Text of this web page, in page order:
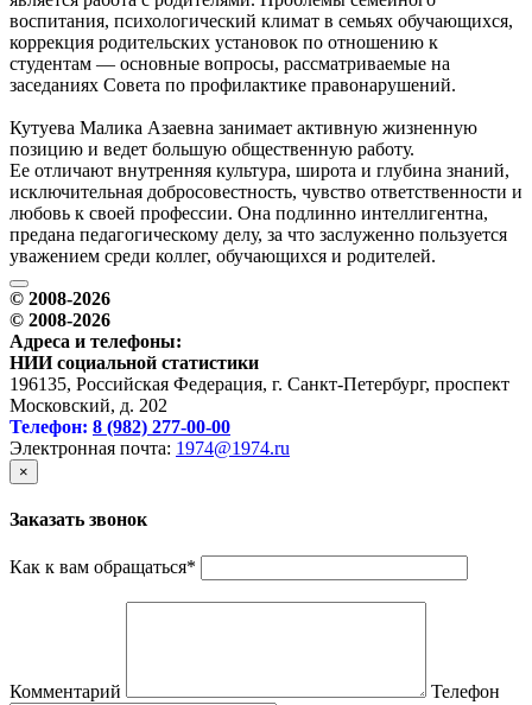
воспитания, психологический климат в семьях обучающихся,
коррекция родительских установок по отношению к
студентам — основные вопросы, рассматриваемые на
заседаниях Совета по профилактике правонарушений.
Кутуева Малика Азаевна занимает активную жизненную
позицию и ведет большую общественную работу.
Ее отличают внутренняя культура, широта и глубина знаний,
исключительная добросовестность, чувство ответственности и
любовь к своей профессии. Она подлинно интеллигентна,
предана педагогическому делу, за что заслуженно пользуется
уважением среди коллег, обучающихся и родителей.
© 2008-2026
© 2008-2026
Адреса и телефоны:
НИИ социальной статистики
196135, Российская Федерация, г. Санкт-Петербург, проспект
Московский, д. 202
Телефон: 8 (982) 277-00-00
Электронная почта: 1974@1974.ru
×
Заказать звонок
Как к вам обращаться*
Комментарий Телефон